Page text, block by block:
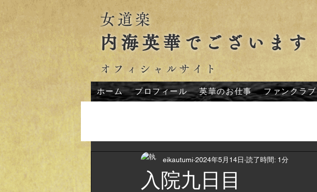
女道楽
内海英華でございます
オフィシャルサイト
ホーム プロフィール 英華のお仕事 ファンクラブ
入院九日目
eikautumi 2024年5月14日 読了時間: 1分